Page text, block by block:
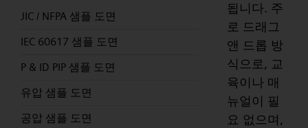
JIC / NFPA 샘플 도면
IEC 60617 샘플 도면
P & ID PIP 샘플 도면
유압 샘플 도면
공압 샘플 도면
됩니다. 주
로 드래그
앤 드롭 방
식으로, 교
육이나 매
뉴얼이 필
요 없으며,